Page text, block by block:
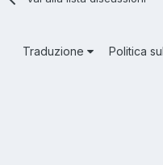
Traduzione Politica